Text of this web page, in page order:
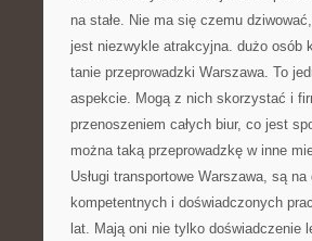
na stałe. Nie ma się czemu
jest niezwykle atrakcyjna. dużo osób
tanie przeprowadzki Warszawa. To
aspekcie. Mogą z nich skorzystać i
przenoszeniem całych biur, co jest
można taką przeprowadzkę w inne
Usługi transportowe Warszawa, są
kompetentnych i doświadczonych
lat. Mają oni nie tylko doświadczenie